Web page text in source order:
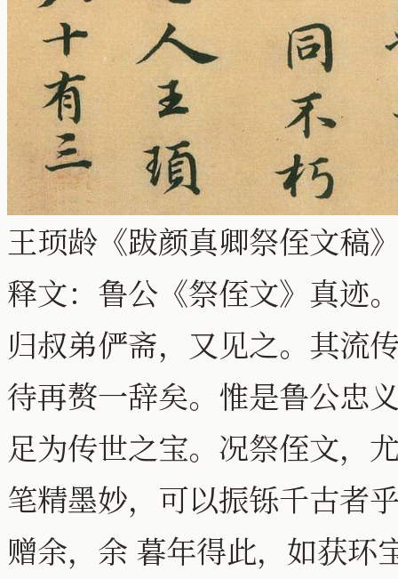
王顼龄《跋颜真卿祭侄文稿
释文：鲁公《祭侄文》真迹
归叔弟俨斋，又见之。其流
待再赘一辞矣。惟是鲁公忠
足为传世之宝。况祭侄文，
笔精墨妙，可以振铄千古者
赠余，余 暮年得此，如获环